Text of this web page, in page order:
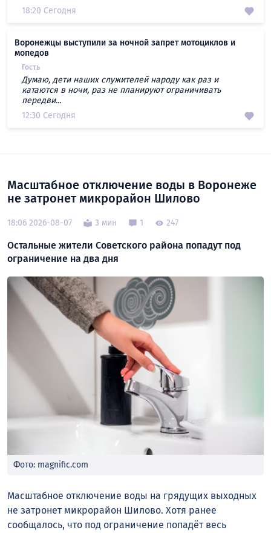
18:20 Сегодня
Воронежцы выступили за ночной запрет мотоциклов и
мопедов
Гость
Думаю, дети наших служителей народу как раз и
катаются в ночи, раз не планируют ограничивать
передви...
12:30 Сегодня
Масштабное отключение воды в Воронеже
не затронет микрорайон Шилово
18:06 2026-08-07 3 мин 1 247
Остальные жители Советского района попадут под
ограничение на два дня
Фото: magnific.com
Масштабное отключение воды на грядущих выходных
не затронет микрорайон Шилово. Хотя ранее
сообщалось, что под ограничение попадёт весь